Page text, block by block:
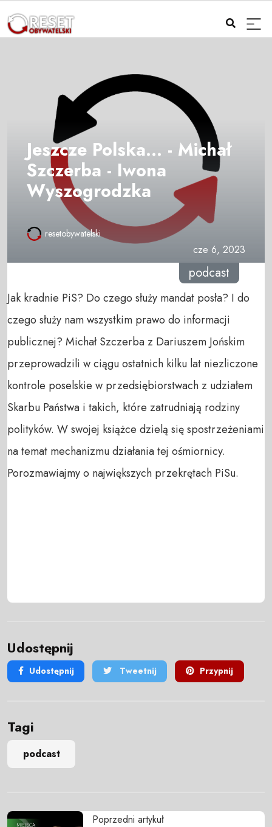
Jeszcze Polska... - Michał
Szczerba - Iwona
Wyszogrodzka
resetobywatelski
cze 6, 2023
podcast
Jak kradnie PiS? Do czego służy mandat posła? I do
czego służy nam wszystkim prawo do informacji
publicznej? Michał Szczerba z Dariuszem Jońskim
przeprowadzili w ciągu ostatnich kilku lat niezliczone
kontrole poselskie w przedsiębiorstwach z udziałem
Skarbu Państwa i takich, które zatrudniają rodziny
polityków. W swojej książce dzielą się spostrzeżeniami
na temat mechanizmu działania tej ośmiornicy.
Porozmawiajmy o największych przekrętach PiSu.
Udostępnij
Udostępnij Tweetnij Przypnij
Tagi
podcast
Poprzedni artykuł